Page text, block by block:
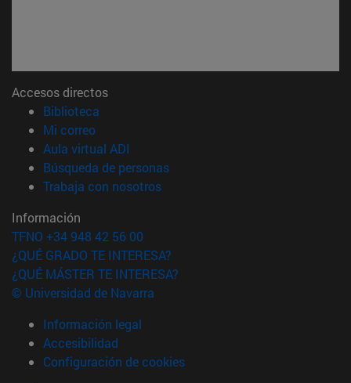
Accesos directos
Biblioteca
Mi correo(abre en nueva ventana)
Aula virtual ADI
Búsqueda de personas(abre en nueva ventana)
Trabaja con nosotros(abre en nueva ventana)
Información
TFNO +34 948 42 56 00
¿QUÉ GRADO TE INTERESA?
¿QUÉ MÁSTER TE INTERESA?
© Universidad de Navarra
Información legal
Accesibilidad
Configuración de cookies